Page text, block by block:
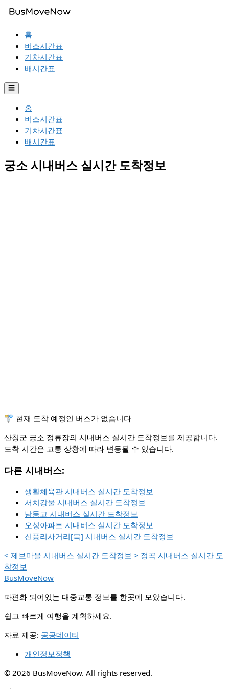
홈
버스시간표
기차시간표
배시간표
☰
홈
버스시간표
기차시간표
배시간표
궁소 시내버스 실시간 도착정보
🚏 현재 도착 예정인 버스가 없습니다
산청군 궁소 정류장의 시내버스 실시간 도착정보를 제공합니다.
도착 시간은 교통 상황에 따라 변동될 수 있습니다.
다른 시내버스:
생활체육관 시내버스 실시간 도착정보
서치강물 시내버스 실시간 도착정보
남동교 시내버스 실시간 도착정보
오성아파트 시내버스 실시간 도착정보
신풍리사거리[북] 시내버스 실시간 도착정보
< 제보마을 시내버스 실시간 도착정보 > 정곡 시내버스 실시간 도
착정보
BusMoveNow
파편화 되어있는 대중교통 정보를 한곳에 모았습니다.
쉽고 빠르게 여행을 계획하세요.
자료 제공: 공공데이터
개인정보정책
© 2026 BusMoveNow. All rights reserved.